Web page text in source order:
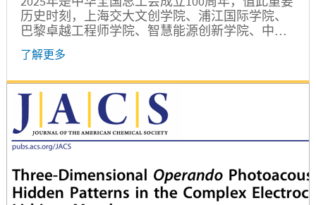
历史时刻，上海交大文创学院、浦江国际学院、
巴黎卓越工程师学院、智慧能源创新学院、中英
国际低碳学院、溥渊未来技术学院六家学院携手
联合举办 “百年工会筑伟业，精神谱系映初心”--
日，由浦江国际学院主办的思想政治引领系列活
动之一 “溯百年工运足迹，扬时代劳模精神”主题
City...
了解更多